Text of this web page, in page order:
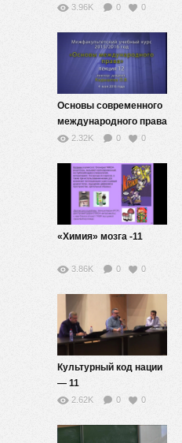
славянских
3.96K 0 0
Основы современного
международного права
— 122.32K 0 0
«Химия» мозга -11
3.86K 0 0
Культурный код нации
— 11
2.62K 0 0